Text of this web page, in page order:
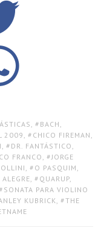
, BACH ,
2009 , CHICO FIREMAN ,
, DR. FANTÁSTICO ,
FRANCO , JORGE
, O PASQUIM ,
, QUARUP,
SONATA PARA VIOLINO
KUBRICK, THE